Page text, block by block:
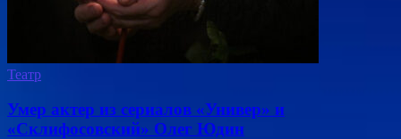
Театр
Умер актер из сериалов «Универ» и
«Склифосовский» Олег Юдин